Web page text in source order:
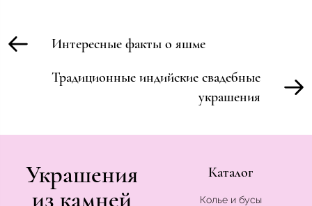
Интересные факты о яшме
Традиционные индийские свадебные
украшения
Украшения
из камней
Каталог
Колье и бусы